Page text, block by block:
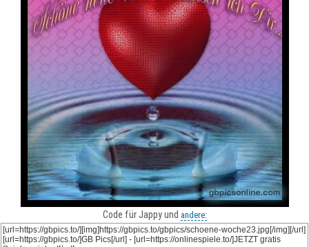
Code für Jappy und andere: